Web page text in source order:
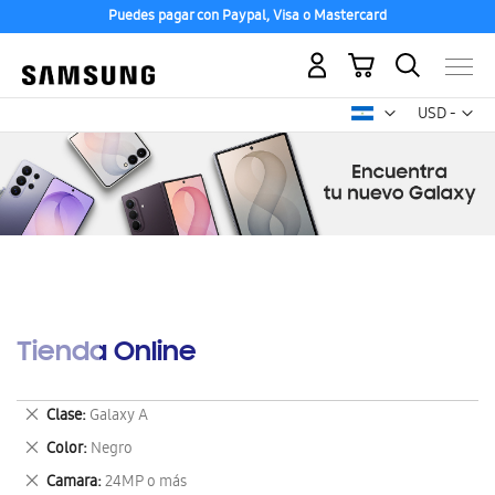
Puedes pagar con Paypal, Visa o Mastercard
USD -
dólar
Mi carrito
Tienda Online
Clase Galaxy A
Eliminar
este
artículo
Color Negro
Eliminar
este
Camara 24MP o más
Eliminar